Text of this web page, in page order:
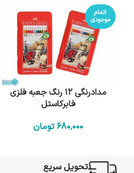
اتمام
موجودی
مدادرنگی 12 رنگ جعبه فلزی
فابرکاستل
680٬000 تومان
تحویل سریع